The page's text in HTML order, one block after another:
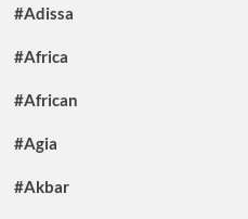
#Adissa
#Africa
#African
#Agia
#Akbar